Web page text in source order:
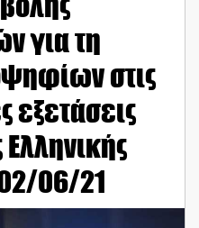
για τη
στις
εξετάσεις
06/21